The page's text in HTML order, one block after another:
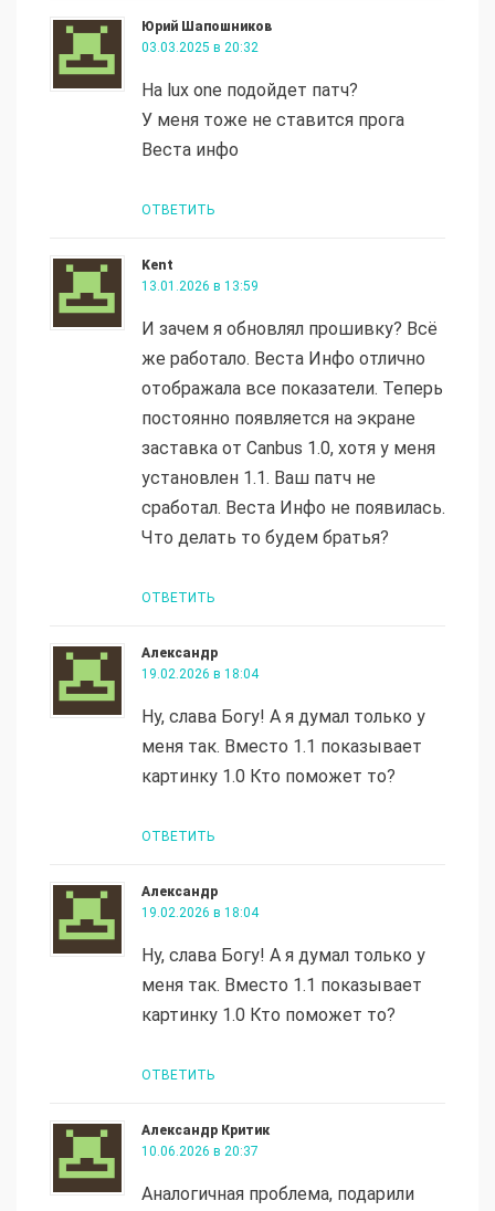
Юрий Шапошников
03.03.2025 в 20:32
На lux one подойдет патч?
У меня тоже не ставится прога
Веста инфо
ОТВЕТИТЬ
Kent
13.01.2026 в 13:59
И зачем я обновлял прошивку? Всё
же работало. Веста Инфо отлично
отображала все показатели. Теперь
постоянно появляется на экране
заставка от Canbus 1.0, хотя у меня
установлен 1.1. Ваш патч не
сработал. Веста Инфо не появилась.
Что делать то будем братья?
ОТВЕТИТЬ
Александр
19.02.2026 в 18:04
Ну, слава Богу! А я думал только у
меня так. Вместо 1.1 показывает
картинку 1.0 Кто поможет то?
ОТВЕТИТЬ
Александр
19.02.2026 в 18:04
Ну, слава Богу! А я думал только у
меня так. Вместо 1.1 показывает
картинку 1.0 Кто поможет то?
ОТВЕТИТЬ
Александр Критик
10.06.2026 в 20:37
Аналогичная проблема, подарили